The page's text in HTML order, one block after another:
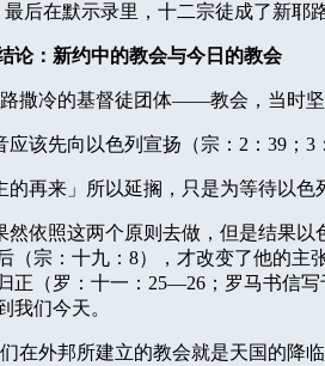
最后在默示录里，十二宗徒成了新耶
论：新约中的教会与今日的教会
撒冷的基督徒团体——教会，当时
应该先向以色列宣扬（宗： 2 ： 39 ； 3
的再来」所以延搁，只是为等待以
然依照这两个原则去做，但是结果
（宗：十九： 8），才改变了他的主
正（罗：十一： 25—26 ；罗马书信
我们今天。
在外邦所建立的教会就是天国的降